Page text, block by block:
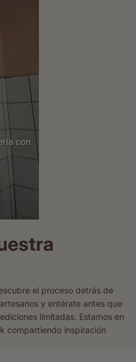
el proceso detrás de
y entérate antes que
limitadas. Estamos en
compartiendo inspiración